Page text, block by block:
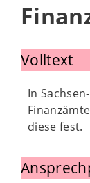
Volltext
In
diese fest.